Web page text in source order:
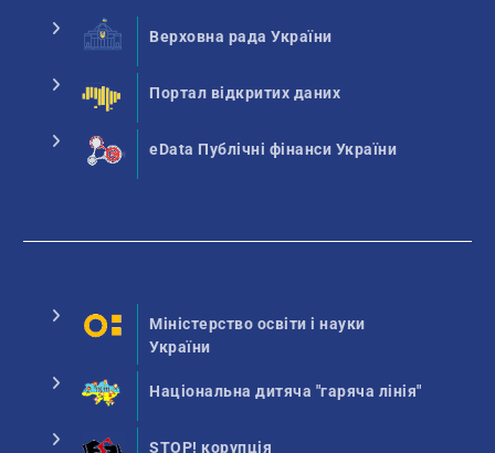
Верховна рада України
Портал відкритих даних
eData Публічні фінанси України
Міністерство освіти і науки
України
Національна дитяча "гаряча лінія"
STOP! корупція